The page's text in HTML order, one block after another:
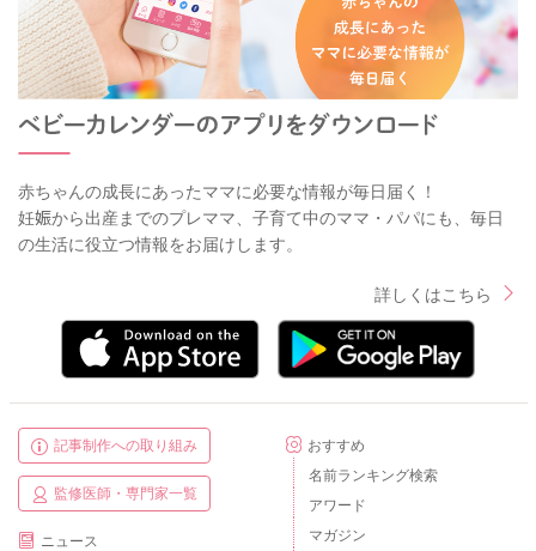
赤ちゃんの成長にあったママに必要な情報が毎日届く！
妊娠から出産までのプレママ、子育て中のママ・パパにも、毎日
の生活に役立つ情報をお届けします。
詳しくはこちら
記事制作への取り組み
監修医師・専門家一覧
ニュース
おすすめ
名前ランキング検索
アワード
マガジン